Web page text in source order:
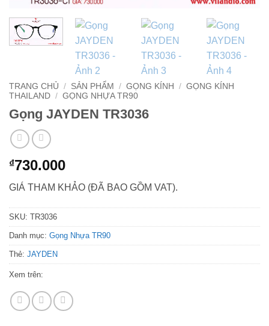
TRANG CHỦ / SẢN PHẨM / GỌNG KÍNH / GỌNG KÍNH
THAILAND / GỌNG NHỰA TR90
Gọng JAYDEN TR3036
₫730.000
GIÁ THAM KHẢO (ĐÃ BAO GỒM VAT).
SKU: TR3036
Danh mục: Gọng Nhựa TR90
Thẻ: JAYDEN
Xem trên: